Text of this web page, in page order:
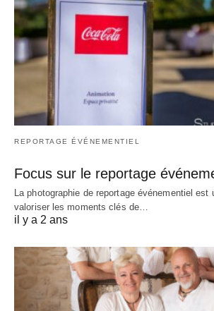
REPORTAGE ÉVÉNEMENTIEL
Focus sur le reportage
La photographie de reportage événementiel est
valoriser les moments clés de…
il y a 2 ans